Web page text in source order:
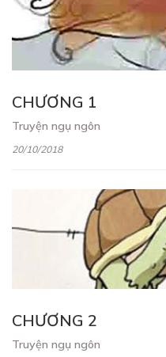
CHƯƠNG 1
Truyện ngụ ngôn
20/10/2018
CHƯƠNG 2
Truyện ngụ ngôn